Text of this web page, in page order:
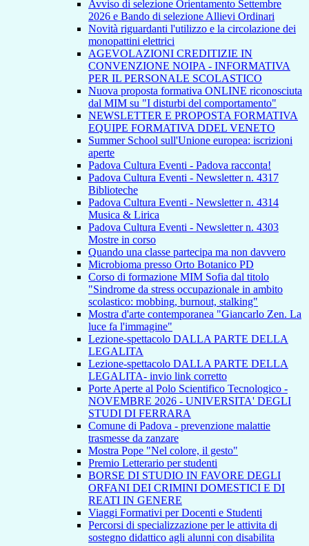
Avviso di selezione Orientamento Settembre
2026 e Bando di selezione Allievi Ordinari
Novità riguardanti l'utilizzo e la circolazione dei
monopattini elettrici
AGEVOLAZIONI CREDITIZIE IN
CONVENZIONE NOIPA - INFORMATIVA
PER IL PERSONALE SCOLASTICO
Nuova proposta formativa ONLINE riconosciuta
dal MIM su "I disturbi del comportamento"
NEWSLETTER E PROPOSTA FORMATIVA
EQUIPE FORMATIVA DDEL VENETO
Summer School sull'Unione europea: iscrizioni
aperte
Padova Cultura Eventi - Padova racconta!
Padova Cultura Eventi - Newsletter n. 4317
Biblioteche
Padova Cultura Eventi - Newsletter n. 4314
Musica & Lirica
Padova Cultura Eventi - Newsletter n. 4303
Mostre in corso
Quando una classe partecipa ma non davvero
Microbioma presso Orto Botanico PD
Corso di formazione MIM Sofia dal titolo
"Sindrome da stress occupazionale in ambito
scolastico: mobbing, burnout, stalking"
Mostra d'arte contemporanea "Giancarlo Zen. La
luce fa l'immagine"
Lezione-spettacolo DALLA PARTE DELLA
LEGALITA
Lezione-spettacolo DALLA PARTE DELLA
LEGALITA- invio link corretto
Porte Aperte al Polo Scientifico Tecnologico -
NOVEMBRE 2026 - UNIVERSITA' DEGLI
STUDI DI FERRARA
Comune di Padova - prevenzione malattie
trasmesse da zanzare
Mostra Pope "Nel colore, il gesto"
Premio Letterario per studenti
BORSE DI STUDIO IN FAVORE DEGLI
ORFANI DEI CRIMINI DOMESTICI E DI
REATI IN GENERE
Viaggi Formativi per Docenti e Studenti
Percorsi di specializzazione per le attivita di
sostegno didattico agli alunni con disabilita